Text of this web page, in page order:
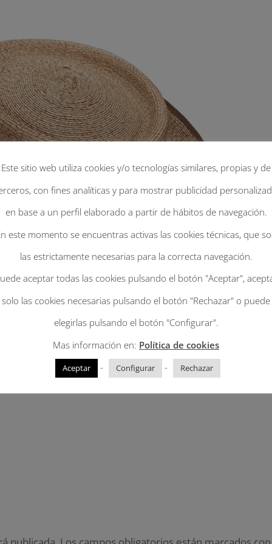
Este sitio web utiliza cookies y/o tecnologías similares, propias y de
con fines analíticas y para mostrar publicidad
en base a un perfil elaborado a partir de hábitos de navegación.
este momento se encuentras activas las cookies técnicas, que
las estrictamente necesarias para la correcta navegación.
aceptar todas las cookies pulsando el botón "Aceptar",
solo las cookies necesarias pulsando el botón "Rechazar" o puede
elegirlas pulsando el botón "Configurar".
Mas información en: Política de cookies
Aceptar - Configurar - Rechazar